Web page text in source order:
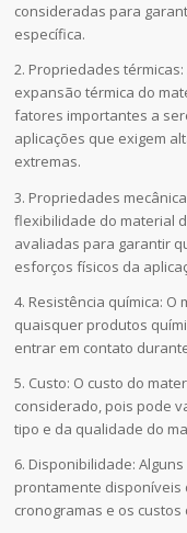
consideradas para
específica.
2. Propriedades
expansão térmica do
fatores importantes a
aplicações que exigem
extremas.
3. Propriedades
flexibilidade do material
avaliadas para garantir
esforços físicos da
4. Resistência química:
quaisquer produtos
entrar em contato
5. Custo: O custo do
considerado, pois pode
tipo e da qualidade do
6. Disponibilidade:
prontamente
cronogramas e os custos